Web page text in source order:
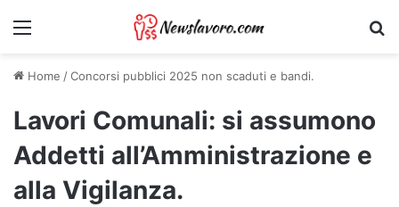
Menu
Home /Concorsi pubblici 2025 non scaduti e bandi.
Lavori Comunali: si assumono
Addetti all’Amministrazione e
alla Vigilanza.